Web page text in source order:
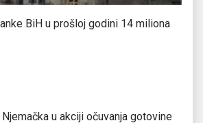
BiH u prošloj godini 14 miliona
Njemačka u akciji očuvanja gotovine